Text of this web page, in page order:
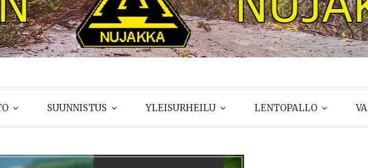
SUUNNISTUS YLEISURHEILU LENTOPALLO